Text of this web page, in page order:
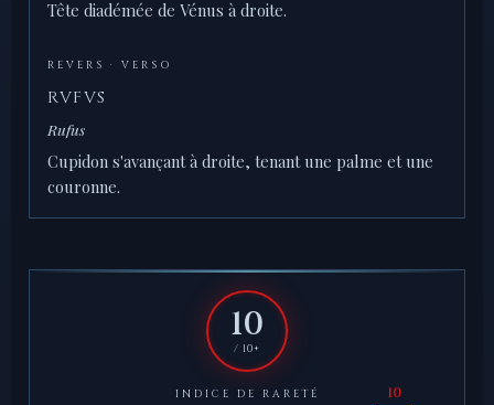
Tête diadémée de Vénus à droite.
REVERS · VERSO
RVFVS
Rufus
Cupidon s'avançant à droite, tenant une palme et une
couronne.
10
/ 10+
INDICE DE RARETÉ